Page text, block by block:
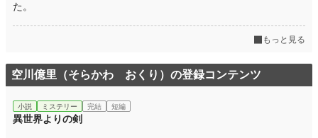
た。
もっと見る
空川億里（そらかわ おくり）の登録コンテンツ
小説 ミステリー 完結 短編
異世界よりの剣